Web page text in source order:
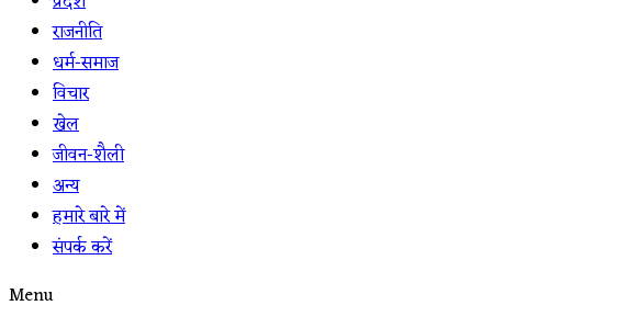
राजनीति
धर्म-समाज
विचार
खेल
जीवन-शैली
अन्य
हमारे बारे में
संपर्क करें
Menu